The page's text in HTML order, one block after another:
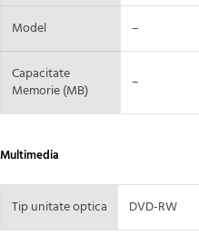
Model –
Capacitate
Memorie (MB)
–
Multimedia
Tip unitate optica DVD-RW